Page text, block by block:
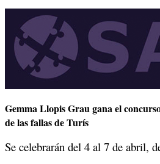
Gemma Llopis Grau gana el
de las fallas de Turís
Se celebrarán del 4 al 7 de abril,